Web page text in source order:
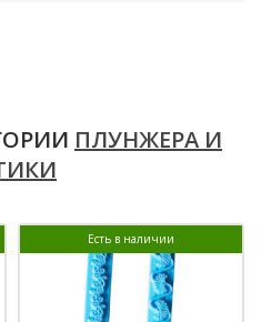
ПЛУНЖЕРА И
Есть в наличии